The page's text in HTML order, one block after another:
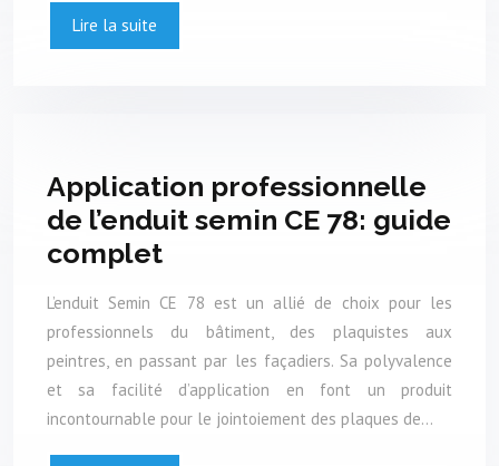
Lire la suite
Application professionnelle
de l’enduit semin CE 78: guide
complet
L’enduit Semin CE 78 est un allié de choix pour les
professionnels du bâtiment, des plaquistes aux
peintres, en passant par les façadiers. Sa polyvalence
et sa facilité d’application en font un produit
incontournable pour le jointoiement des plaques de…